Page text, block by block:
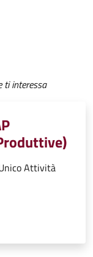
ti interessa
Attività